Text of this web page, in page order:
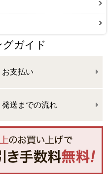
ガイド
お支払い
発送までの流れ